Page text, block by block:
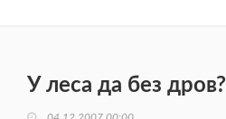
У леса да без дров?